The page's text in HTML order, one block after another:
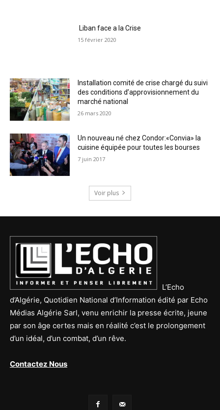
Liban face a la Crise
15 février 2020
Installation comité de crise chargé du suivi
des conditions d’approvisionnement du
marché national
26 mars 2020
Un nouveau né chez Condor:«Convia» la
cuisine équipée pour toutes les bourses
7 juin 2017
Voir plus
L’Echo
d’Algérie, Quotidien National d’Information édité par Echo
Médias Algérie Sarl, venu enrichir la presse écrite, jeune
par son âge certes mais en réalité c’est le prolongement
d’un idéal, d’un combat, d’un rêve.
Contactez Nous